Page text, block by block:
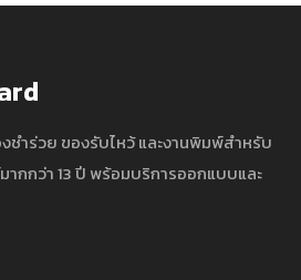
ชำร่วย ของรับไหว้ และงานพิมพ์สำหรับ
กกว่า 13 ปี พร้อมบริการออกแบบและ